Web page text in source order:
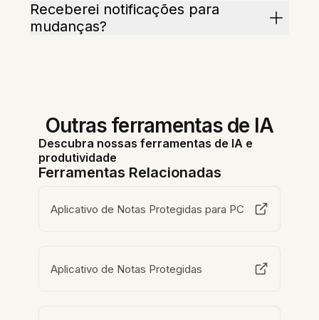
Receberei notificações para
mudanças?
Outras ferramentas de IA
Descubra nossas ferramentas de IA e
produtividade
Ferramentas Relacionadas
Aplicativo de Notas Protegidas para PC
Aplicativo de Notas Protegidas